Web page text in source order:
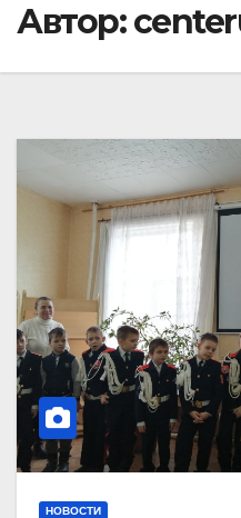
Автор:
НОВОСТИ